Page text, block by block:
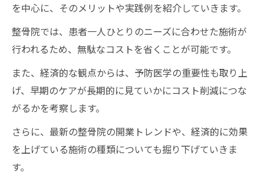
を中心に、そのメリットや実践例を紹介していきます。
整骨院では、患者一人ひとりのニーズに合わせた施術が
行われるため、無駄なコストを省くことが可能です。
また、経済的な観点からは、予防医学の重要性も取り上
げ、早期のケアが長期的に見ていかにコスト削減につな
がるかを考察します。
さらに、最新の整骨院の開業トレンドや、経済的に効果
を上げている施術の種類についても掘り下げていきま
す。